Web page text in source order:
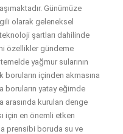
Günümüze
olarak geleneksel
şartları dahilinde
özellikler gündeme
yağmur sularının
boruların içinden akmasına
boruların yatay eğimde
arasında kurulan denge
için en önemli etken
prensibi boruda su ve